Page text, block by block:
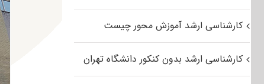
کارشناسی ارشد آموزش محور چیست
کارشناسی ارشد بدون کنکور دانشگاه تهران